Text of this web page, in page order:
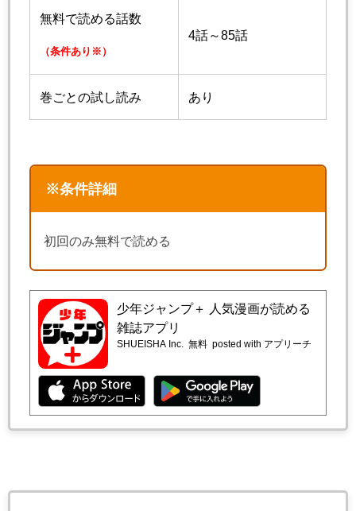
無料で読める話数
（条件あり※）
4話～85話
巻ごとの試し読み あり
※条件詳細
初回のみ無料で読める
少年ジャンプ＋ 人気漫画が読める
雑誌アプリ
SHUEISHA Inc. 無料 posted with アプリーチ